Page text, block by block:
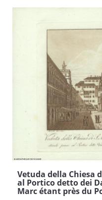
Vetuda della Chiesa
al Portico detto dei
Marc étant près du